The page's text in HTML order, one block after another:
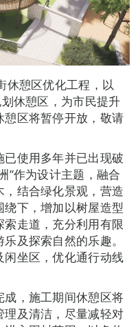
休憩区优化工程，以
休憩区，为市民提升
区将暂停开放，敬请
使用多年并已出现破
”作为设计主题，融合
结合绿化景观，营造
下，增加以树屋造型
走道，充分利用有限
及探索自然的乐趣。
坐区，优化通行动线
，施工期间休憩区将
及清洁，尽量减轻对